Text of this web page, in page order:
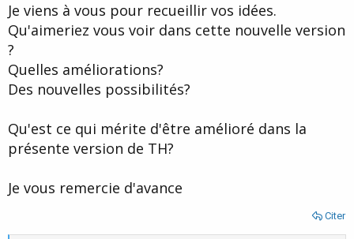
a
d
c
u
i
o
Je viens à vous pour recueillir vos idées.
Qu'aimeriez vous voir dans cette nouvelle version
?
Quelles améliorations?
Des nouvelles possibilités?
Qu'est ce qui mérite d'être amélioré dans la
présente version de TH?
Je vous remercie d'avance
Citer